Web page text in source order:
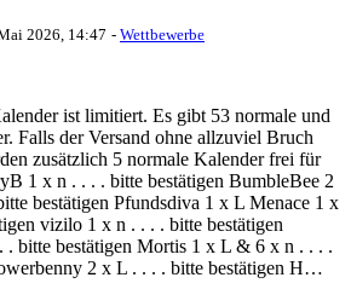
2026, 14:47 - Wettbewerbe
ist limitiert. Es gibt 53 normale und
Falls der Versand ohne allzuviel Bruch
zusätzlich 5 normale Kalender frei für
1 x n . . . . bitte bestätigen BumbleBee 2
bestätigen Pfundsdiva 1 x L Menace 1 x
vizilo 1 x n . . . . bitte bestätigen
bitte bestätigen Mortis 1 x L & 6 x n . . . .
2 x L . . . . bitte bestätigen H…